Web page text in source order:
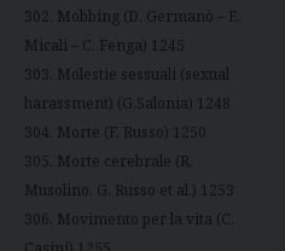
302. Mobbing (D. Germanò – E.
Micali – C. Fenga) 1245
303. Molestie sessuali (sexual
harassment) (G.Salonia) 1248
304. Morte (F. Russo) 1250
305. Morte cerebrale (R.
Musolino, G. Russo et al.) 1253
306. Movimento per la vita (C.